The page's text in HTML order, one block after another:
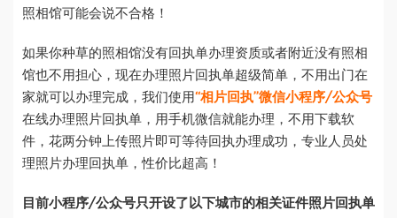
照相馆可能会说不合格！
如果你种草的照相馆没有回执单办理资质或者附近没有照相
馆也不用担心，现在办理照片回执单超级简单，不用出门在
家就可以办理完成，我们使用“相片回执”微信小程序/公众号
在线办理照片回执单，用手机微信就能办理，不用下载软
件，花两分钟上传照片即可等待回执办理成功，专业人员处
理照片办理回执单，性价比超高！
目前小程序/公众号只开设了以下城市的相关证件照片回执单